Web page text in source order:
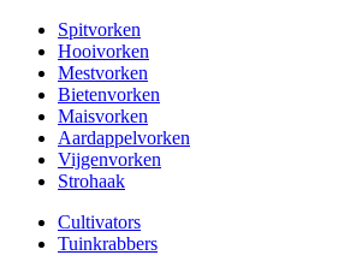
Spitvorken
Hooivorken
Mestvorken
Bietenvorken
Maisvorken
Aardappelvorken
Vijgenvorken
Strohaak
Cultivators
Tuinkrabbers